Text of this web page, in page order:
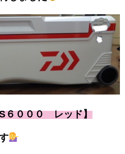
６０００ レッド】